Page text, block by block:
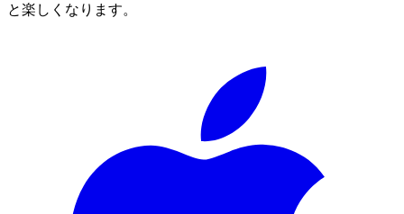
と楽しくなります。